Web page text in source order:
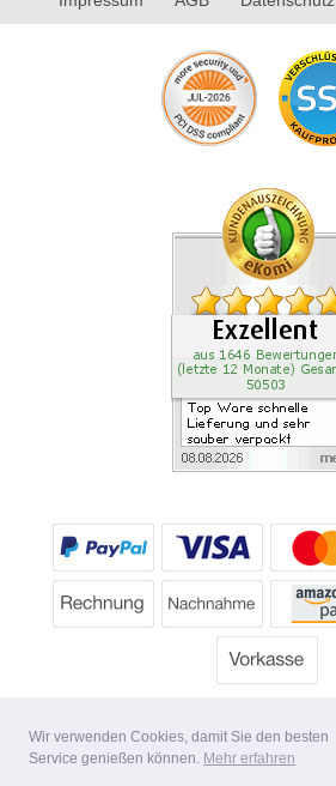
Wir verwenden Cookies, damit Sie den besten
Service genießen können. Mehr erfahren